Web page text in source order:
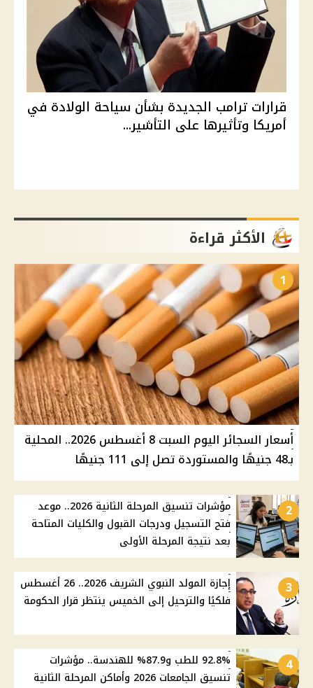
قرارات ترامب الجديدة بشأن سياحة الولادة في
أمريكا وتأثيرها على التأشير...
الأكثر قراءة
1
أسعار السجائر اليوم السبت 8 أغسطس 2026.. المحلية
بـ48 جنيهًا والمستوردة تصل إلى 111 جنيهًا
2
مؤشرات تنسيق المرحلة الثانية 2026.. موعد
فتح التسجيل ودرجات القبول والكليات المتاحة
بعد نتيجة المرحلة الأولى
3
إجازة المولد النبوي الشريف 2026.. 26 أغسطس
فلكيًا والترحيل إلى الخميس ينتظر قرار الحكومة
4
92.8% للطب و87.9% للهندسة.. مؤشرات
تنسيق الجامعات 2026 وأماكن المرحلة الثانية